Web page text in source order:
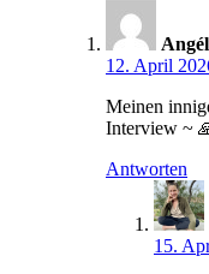
12. April
Meinen
Interview ~
Antworten
15.